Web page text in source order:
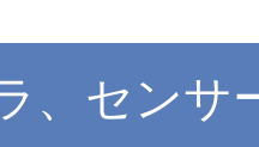
、センサ